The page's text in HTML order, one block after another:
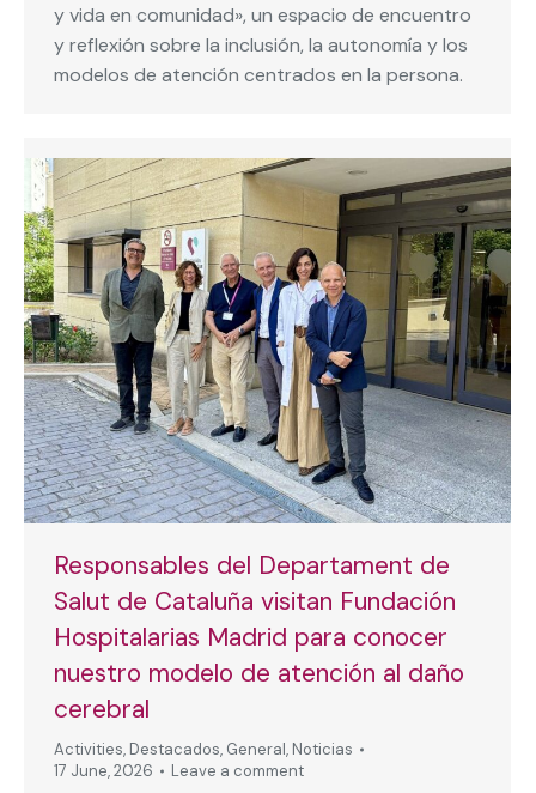
y vida en comunidad», un espacio de encuentro
y reflexión sobre la inclusión, la autonomía y los
modelos de atención centrados en la persona.
Responsables del Departament de
Salut de Cataluña visitan Fundación
Hospitalarias Madrid para conocer
nuestro modelo de atención al daño
cerebral
Activities, Destacados, General, Noticias
17 June, 2026
Leave a comment